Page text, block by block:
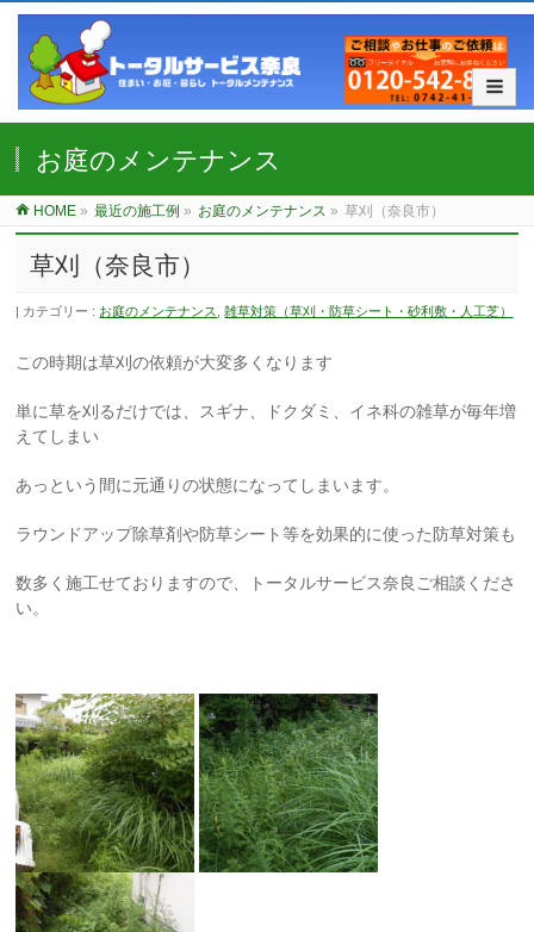
お庭のメンテナンス
HOME » 最近の施工例 » お庭のメンテナンス » 草刈（奈良市）
草刈（奈良市）
カテゴリー : お庭のメンテナンス ,雑草対策（草刈・防草シート・砂利敷・人工芝）
この時期は草刈の依頼が大変多くなります
単に草を刈るだけでは、スギナ、ドクダミ、イネ科の雑草が毎年増
えてしまい
あっという間に元通りの状態になってしまいます。
ラウンドアップ除草剤や防草シート等を効果的に使った防草対策も
数多く施工せておりますので、トータルサービス奈良ご相談くださ
い。